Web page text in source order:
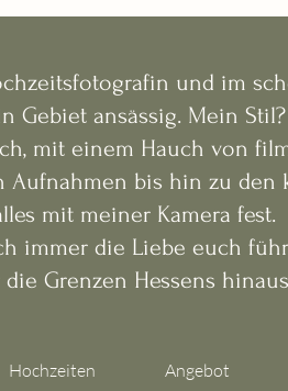
und im
Gebiet ansässig. Mein
, mit einem Hauch von
Aufnahmen bis hin zu
mit meiner Kamera fest.
immer die Liebe euch
Grenzen Hessens
Hochzeiten Angebot